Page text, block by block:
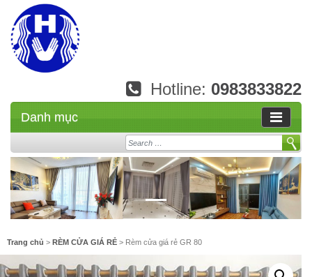
Hotline: 0983833822
Danh mục
Search
Trang chủ > RÈM CỬA GIÁ RẺ > Rèm cửa giá rẻ GR 80